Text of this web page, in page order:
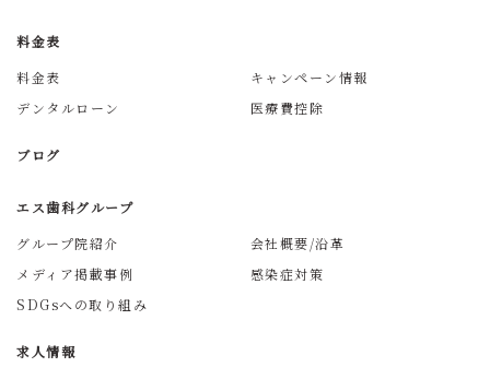
料金表
料金表
キャンペーン情報
デンタルローン
医療費控除
ブログ
エス歯科グループ
グループ院紹介
会社概要/沿革
メディア掲載事例
感染症対策
SDGsへの取り組み
求人情報